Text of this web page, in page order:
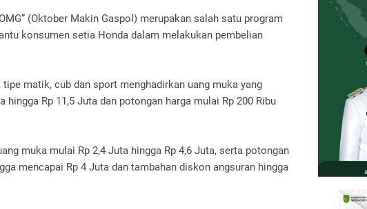
(Oktober Makin Gaspol) merupakan salah satu program
konsumen setia Honda dalam melakukan pembelian
matik, cub dan sport menghadirkan uang muka yang
hingga Rp 11,5 Juta dan potongan harga mulai Rp 200 Ribu
muka mulai Rp 2,4 Juta hingga Rp 4,6 Juta, serta potongan
mencapai Rp 4 Juta dan tambahan diskon angsuran hingga